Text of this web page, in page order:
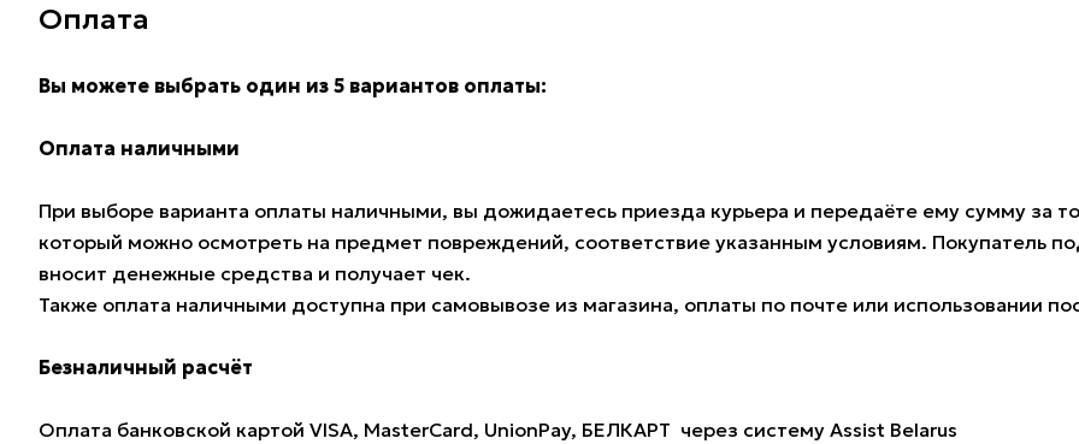
Оплата
Вы можете выбрать один из 5 вариантов оплаты:
Оплата наличными
При выборе варианта оплаты наличными, вы дожидаетесь приезда курьера и передаёте ему сумму за
который можно осмотреть на предмет повреждений, соответствие указанным условиям. Покупатель
вносит денежные средства и получает чек.
Также оплата наличными доступна при самовывозе из магазина, оплаты по почте или использовании
Безналичный расчёт
Оплата банковской картой VISA, MasterCard, UnionPay, БЕЛКАРТ через систему Assist Belarus